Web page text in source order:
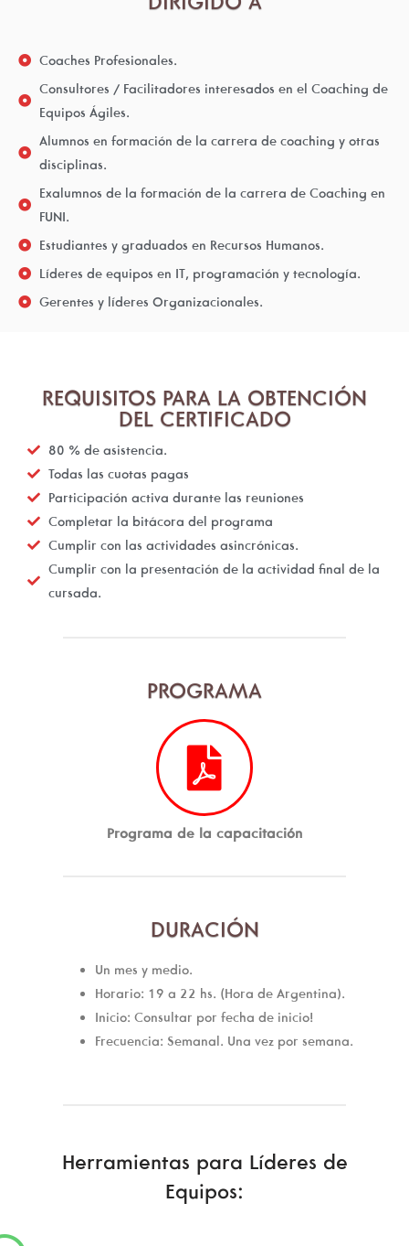
Coaches Profesionales.
Consultores / Facilitadores interesados en el Coaching de
Equipos Ágiles.
Alumnos en formación de la carrera de coaching y otras
disciplinas.
Exalumnos de la formación de la carrera de Coaching en
FUNI.
Estudiantes y graduados en Recursos Humanos.
Líderes de equipos en IT, programación y tecnología.
Gerentes y líderes Organizacionales.
REQUISITOS PARA LA OBTENCIÓN
DEL CERTIFICADO
80 % de asistencia.
Todas las cuotas pagas
Participación activa durante las reuniones
Completar la bitácora del programa
Cumplir con las actividades asincrónicas.
Cumplir con la presentación de la actividad final de la
cursada.
PROGRAMA
Programa de la capacitación
DURACIÓN
Un mes y medio.
Horario: 19 a 22 hs. (Hora de Argentina).
Inicio: Consultar por fecha de inicio!
Frecuencia: Semanal. Una vez por semana.
Herramientas para Líderes de
Equipos: